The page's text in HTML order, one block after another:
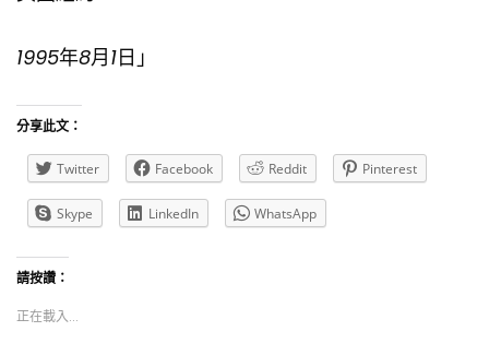
1995年8月1日」
分享此文：
Twitter Facebook Reddit Pinterest
Skype LinkedIn WhatsApp
請按讚：
正在載入...